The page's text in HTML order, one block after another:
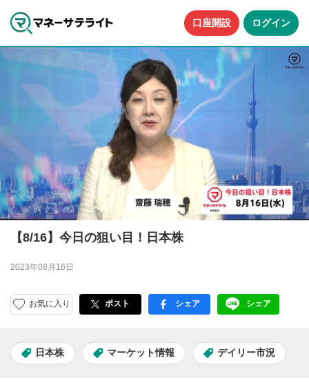
口座開設 ログイン
【8/16】今日の狙い目！日本株
2023年08月16日
お気に入り ポスト facebook
シェア LINE
シェア
日本株 マーケット情報 デイリー市況